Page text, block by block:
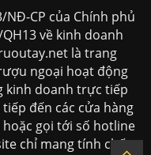
CP của Chính phủ
về kinh doanh
là trang
ngoại hoạt động
kinh doanh trực tiếp
đến các cửa hàng
gọi tới số hotline
chỉ mang tính chất